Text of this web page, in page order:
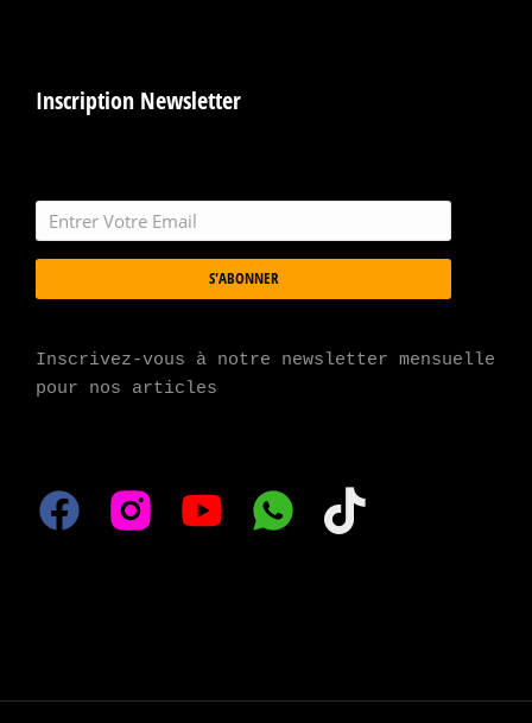
Inscription Newsletter
S'ABONNER
Inscrivez-vous à notre newsletter mensuelle
pour nos articles